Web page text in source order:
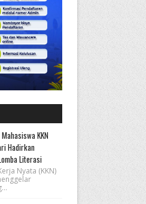
KKN
Hadirkan
Literasi
Nyata (KKN)